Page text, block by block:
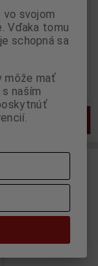
číslo:SO-S1810603
do košíka
Registrovať
vo svojom
Vďaka tomu
schopná sa
môže mať
naším